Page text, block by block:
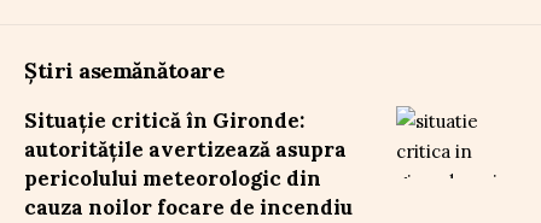
Știri asemănătoare
Situație critică în Gironde:
autoritățile avertizează asupra
pericolului meteorologic din
cauza noilor focare de incendiu